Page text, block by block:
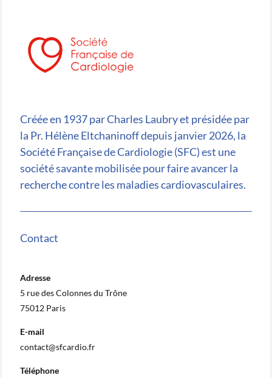
Créée en 1937 par Charles Laubry et présidée par
la Pr. Hélène Eltchaninoff depuis janvier 2026, la
Société Française de Cardiologie (SFC) est une
société savante mobilisée pour faire avancer la
recherche contre les maladies cardiovasculaires.
Contact
Adresse
5 rue des Colonnes du Trône
75012 Paris
E-mail
contact@sfcardio.fr
Téléphone